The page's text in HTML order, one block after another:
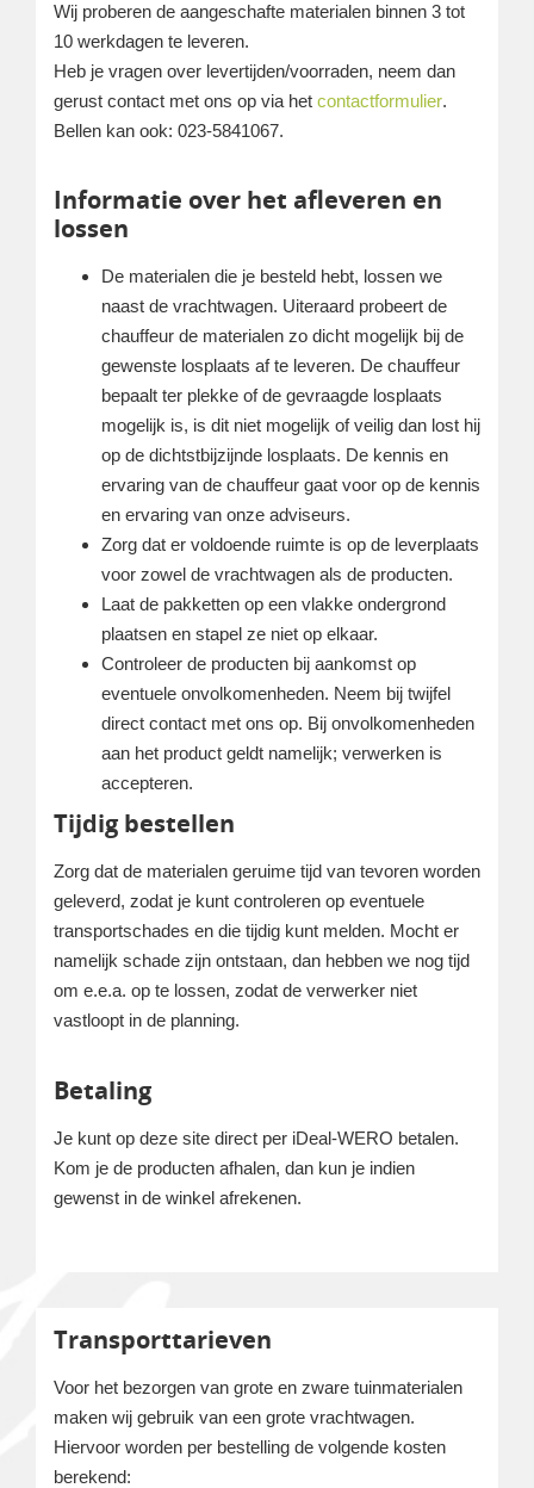
Wij proberen de aangeschafte materialen binnen 3 tot
10 werkdagen te leveren.
Heb je vragen over levertijden/voorraden, neem dan
gerust contact met ons op via het contactformulier.
Bellen kan ook: 023-5841067.
Informatie over het afleveren en
lossen
De materialen die je besteld hebt, lossen we
naast de vrachtwagen. Uiteraard probeert de
chauffeur de materialen zo dicht mogelijk bij de
gewenste losplaats af te leveren. De chauffeur
bepaalt ter plekke of de gevraagde losplaats
mogelijk is, is dit niet mogelijk of veilig dan lost hij
op de dichtstbijzijnde losplaats. De kennis en
ervaring van de chauffeur gaat voor op de kennis
en ervaring van onze adviseurs.
Zorg dat er voldoende ruimte is op de leverplaats
voor zowel de vrachtwagen als de producten.
Laat de pakketten op een vlakke ondergrond
plaatsen en stapel ze niet op elkaar.
Controleer de producten bij aankomst op
eventuele onvolkomenheden. Neem bij twijfel
direct contact met ons op. Bij onvolkomenheden
aan het product geldt namelijk; verwerken is
accepteren.
Tijdig bestellen
Zorg dat de materialen geruime tijd van tevoren worden
geleverd, zodat je kunt controleren op eventuele
transportschades en die tijdig kunt melden. Mocht er
namelijk schade zijn ontstaan, dan hebben we nog tijd
om e.e.a. op te lossen, zodat de verwerker niet
vastloopt in de planning.
Betaling
Je kunt op deze site direct per iDeal-WERO betalen.
Kom je de producten afhalen, dan kun je indien
gewenst in de winkel afrekenen.
Transporttarieven
Voor het bezorgen van grote en zware tuinmaterialen
maken wij gebruik van een grote vrachtwagen.
Hiervoor worden per bestelling de volgende kosten
berekend: